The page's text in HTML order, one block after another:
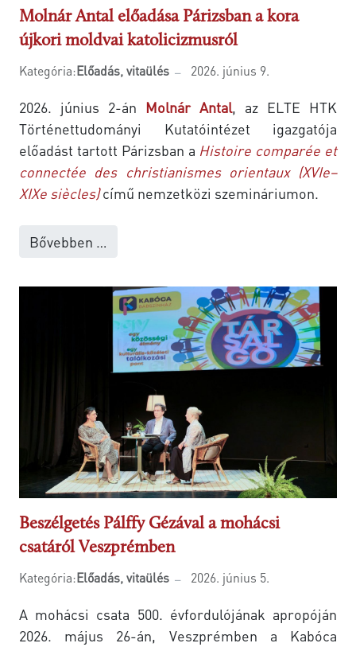
Molnár Antal előadása Párizsban a kora
újkori moldvai katolicizmusról
Kategória:Előadás, vitaülés 2026. június 9.
2026. június 2-án Molnár Antal , az ELTE HTK
Történettudományi Kutatóintézet igazgatója
előadást tartott Párizsban a Histoire comparée et
connectée des christianismes orientaux (XVIe–
XIXe siècles)című nemzetközi szemináriumon.
Bővebben …
Beszélgetés Pálffy Gézával a mohácsi
csatáról Veszprémben
Kategória:Előadás, vitaülés 2026. június 5.
A mohácsi csata 500. évfordulójának apropóján
2026. május 26-án, Veszprémben a Kabóca